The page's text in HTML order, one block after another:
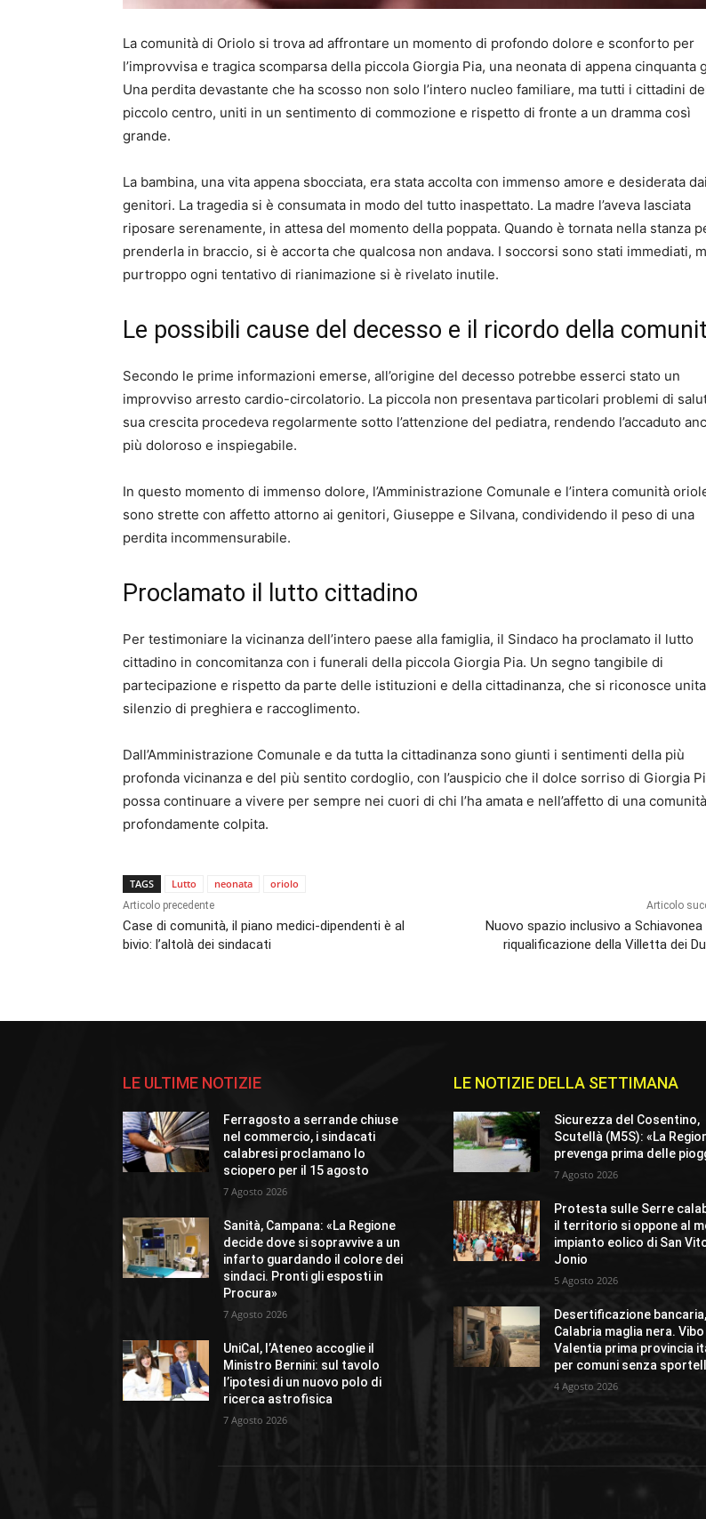
La comunità di Oriolo si trova ad affrontare un momento di profondo dolore e sconforto per
l’improvvisa e tragica scomparsa della piccola Giorgia Pia, una neonata di appena cinquanta
Una perdita devastante che ha scosso non solo l’intero nucleo familiare, ma tutti i cittadini
piccolo centro, uniti in un sentimento di commozione e rispetto di fronte a un dramma così
grande.
La bambina, una vita appena sbocciata, era stata accolta con immenso amore e desiderata
genitori. La tragedia si è consumata in modo del tutto inaspettato. La madre l’aveva lasciata
riposare serenamente, in attesa del momento della poppata. Quando è tornata nella stanza
prenderla in braccio, si è accorta che qualcosa non andava. I soccorsi sono stati immediati,
purtroppo ogni tentativo di rianimazione si è rivelato inutile.
Le possibili cause del decesso e il ricordo della
Secondo le prime informazioni emerse, all’origine del decesso potrebbe esserci stato un
improvviso arresto cardio-circolatorio. La piccola non presentava particolari problemi di
sua crescita procedeva regolarmente sotto l’attenzione del pediatra, rendendo l’accaduto
più doloroso e inspiegabile.
In questo momento di immenso dolore, l’Amministrazione Comunale e l’intera comunità
sono strette con affetto attorno ai genitori, Giuseppe e Silvana, condividendo il peso di una
perdita incommensurabile.
Proclamato il lutto cittadino
Per testimoniare la vicinanza dell’intero paese alla famiglia, il Sindaco ha proclamato il lutto
cittadino in concomitanza con i funerali della piccola Giorgia Pia. Un segno tangibile di
partecipazione e rispetto da parte delle istituzioni e della cittadinanza, che si riconosce
silenzio di preghiera e raccoglimento.
Dall’Amministrazione Comunale e da tutta la cittadinanza sono giunti i sentimenti della più
profonda vicinanza e del più sentito cordoglio, con l’auspicio che il dolce sorriso di Giorgia
possa continuare a vivere per sempre nei cuori di chi l’ha amata e nell’affetto di una comunità
profondamente colpita.
TAGS Lutto neonata oriolo
Articolo precedente
Case di comunità, il piano medici-dipendenti è al
bivio: l’altolà dei sindacati
Articolo
Nuovo spazio inclusivo a
riqualificazione della Villetta dei
LE ULTIME NOTIZIE
Ferragosto a serrande chiuse
nel commercio, i sindacati
calabresi proclamano lo
sciopero per il 15 agosto
7 Agosto 2026
Sanità, Campana: «La Regione
decide dove si sopravvive a un
infarto guardando il colore dei
sindaci. Pronti gli esposti in
Procura»
7 Agosto 2026
UniCal, l’Ateneo accoglie il
Ministro Bernini: sul tavolo
l’ipotesi di un nuovo polo di
ricerca astrofisica
7 Agosto 2026
LE NOTIZIE DELLA SETTIMANA
Sicurezza del Cosentino,
Scutellà (M5S): «La
prevenga prima delle
7 Agosto 2026
Protesta sulle Serre
il territorio si oppone al
impianto eolico di San
Jonio
5 Agosto 2026
Desertificazione bancaria,
Calabria maglia nera. Vibo
Valentia prima provincia
per comuni senza
4 Agosto 2026